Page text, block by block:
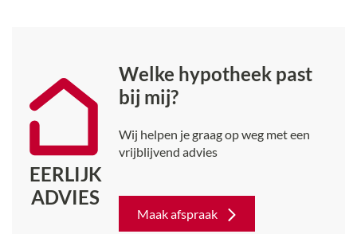
EERLIJK
ADVIES
Welke hypotheek past
bij mij?
Wij helpen je graag op weg met een
vrijblijvend advies
Maak afspraak